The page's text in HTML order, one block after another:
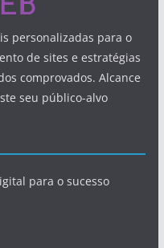
personalizadas para o
de sites e estratégias
comprovados. Alcance
seu público-alvo
para o sucesso